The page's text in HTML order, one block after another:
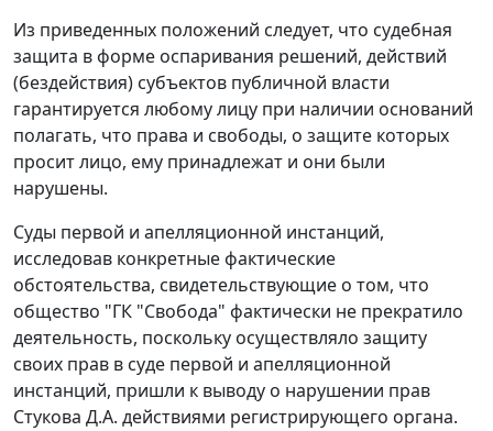
Из приведенных положений следует, что судебная
защита в форме оспаривания решений, действий
(бездействия) субъектов публичной власти
гарантируется любому лицу при наличии оснований
полагать, что права и свободы, о защите которых
просит лицо, ему принадлежат и они были
нарушены.
Суды первой и апелляционной инстанций,
исследовав конкретные фактические
обстоятельства, свидетельствующие о том, что
общество "ГК "Свобода" фактически не прекратило
деятельность, поскольку осуществляло защиту
своих прав в суде первой и апелляционной
инстанций, пришли к выводу о нарушении прав
Стукова Д.А. действиями регистрирующего органа.